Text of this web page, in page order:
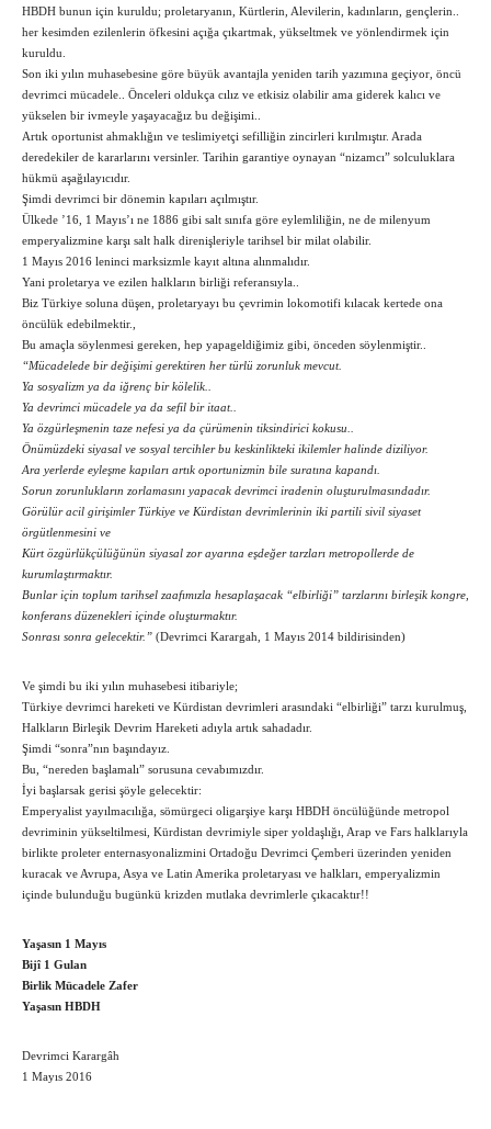
HBDH bunun için kuruldu; proletaryanın, Kürtlerin, Alevilerin, kadınların, gençlerin..
her kesimden ezilenlerin öfkesini açığa çıkartmak, yükseltmek ve yönlendirmek için
kuruldu.
Son iki yılın muhasebesine göre büyük avantajla yeniden tarih yazımına geçiyor, öncü
devrimci mücadele.. Önceleri oldukça cılız ve etkisiz olabilir ama giderek kalıcı ve
yükselen bir ivmeyle yaşayacağız bu değişimi..
Artık oportunist ahmaklığın ve teslimiyetçi sefilliğin zincirleri kırılmıştır. Arada
deredekiler de kararlarını versinler. Tarihin garantiye oynayan “nizamcı” solculuklara
hükmü aşağılayıcıdır.
Şimdi devrimci bir dönemin kapıları açılmıştır.
Ülkede ’16, 1 Mayıs’ı ne 1886 gibi salt sınıfa göre eylemliliğin, ne de milenyum
emperyalizmine karşı salt halk direnişleriyle tarihsel bir milat olabilir.
1 Mayıs 2016 leninci marksizmle kayıt altına alınmalıdır.
Yani proletarya ve ezilen halkların birliği referansıyla..
Biz Türkiye soluna düşen, proletaryayı bu çevrimin lokomotifi kılacak kertede ona
öncülük edebilmektir.,
Bu amaçla söylenmesi gereken, hep yapageldiğimiz gibi, önceden söylenmiştir..
“Mücadelede bir değişimi gerektiren her türlü zorunluk mevcut.
Ya sosyalizm ya da iğrenç bir kölelik..
Ya devrimci mücadele ya da sefil bir itaat..
Ya özgürleşmenin taze nefesi ya da çürümenin tiksindirici kokusu..
Önümüzdeki siyasal ve sosyal tercihler bu keskinlikteki ikilemler halinde diziliyor.
Ara yerlerde eyleşme kapıları artık oportunizmin bile suratına kapandı.
Sorun zorunlukların zorlamasını yapacak devrimci iradenin oluşturulmasındadır.
Görülür acil girişimler Türkiye ve Kürdistan devrimlerinin iki partili sivil siyaset
örgütlenmesini ve
Kürt özgürlükçülüğünün siyasal zor ayarına eşdeğer tarzları metropollerde de
kurumlaştırmaktır.
Bunlar için toplum tarihsel zaafımızla hesaplaşacak “elbirliği” tarzlarını birleşik kongre,
konferans düzenekleri içinde oluşturmaktır.
Sonrası sonra gelecektir.” (Devrimci Karargah, 1 Mayıs 2014 bildirisinden)
Ve şimdi bu iki yılın muhasebesi itibariyle;
Türkiye devrimci hareketi ve Kürdistan devrimleri arasındaki “elbirliği” tarzı kurulmuş,
Halkların Birleşik Devrim Hareketi adıyla artık sahadadır.
Şimdi “sonra”nın başındayız.
Bu, “nereden başlamalı” sorusuna cevabımızdır.
İyi başlarsak gerisi şöyle gelecektir:
Emperyalist yayılmacılığa, sömürgeci oligarşiye karşı HBDH öncülüğünde metropol
devriminin yükseltilmesi, Kürdistan devrimiyle siper yoldaşlığı, Arap ve Fars halklarıyla
birlikte proleter enternasyonalizmini Ortadoğu Devrimci Çemberi üzerinden yeniden
kuracak ve Avrupa, Asya ve Latin Amerika proletaryası ve halkları, emperyalizmin
içinde bulunduğu bugünkü krizden mutlaka devrimlerle çıkacaktır!!
Yaşasın 1 Mayıs
Bijî 1 Gulan
Birlik Mücadele Zafer
Yaşasın HBDH
Devrimci Karargâh
1 Mayıs 2016